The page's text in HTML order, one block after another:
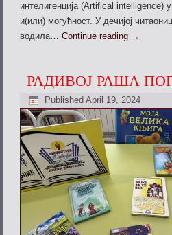
интелигенција (Artifical intelligence)
и(или) могућност. У дечијој
водила…Continue reading →
РАДИВОЈ РАША
Published April 19, 2024